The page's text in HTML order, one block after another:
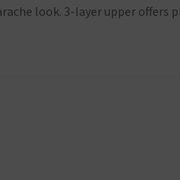
look. 3-layer upper offers